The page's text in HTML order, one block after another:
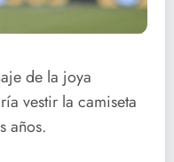
de la joya
vestir la camiseta
años.